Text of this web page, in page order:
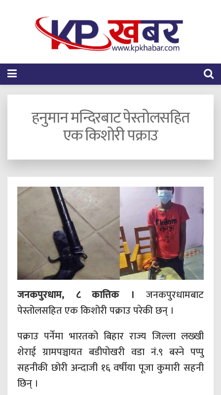
हनुमान मन्दिरबाट पेस्तोलसहित
एक किशोरी पक्राउ
जनकपुरधाम, ८ कात्तिक । जनकपुरधामबाट
पेस्तोलसहित एक किशोरी पक्राउ परेकी छन् ।
पक्राउ पर्नेमा भारतको बिहार राज्य जिल्ला लख्खी
शेराई ग्रामपञ्चायत बडीपोखरी वडा नं.९ बस्ने पप्पु
सहनीकी छोरी अन्दाजी १६ वर्षीया पूजा कुमारी सहनी
छिन् ।